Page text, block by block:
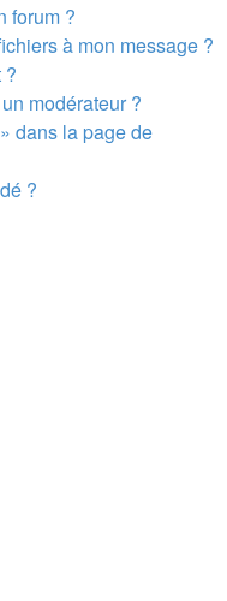
forum ?
à mon message ?
?
modérateur ?
dans la page de
?